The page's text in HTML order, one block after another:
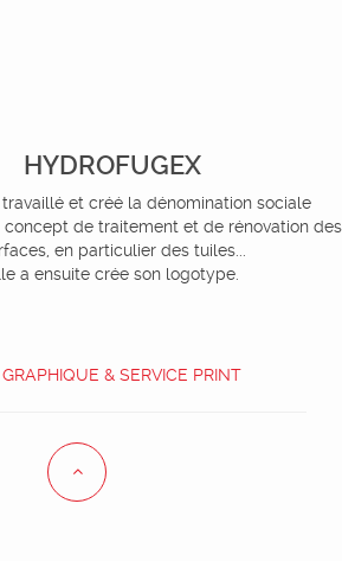
HYDROFUGEX
travaillé et créé la dénomination sociale
concept de traitement et de rénovation des
en particulier des tuiles...
a ensuite crée son logotype.
& SERVICE PRINT